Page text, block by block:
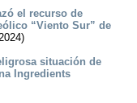
el recurso de
“Viento Sur” de
situación de
Ingredients